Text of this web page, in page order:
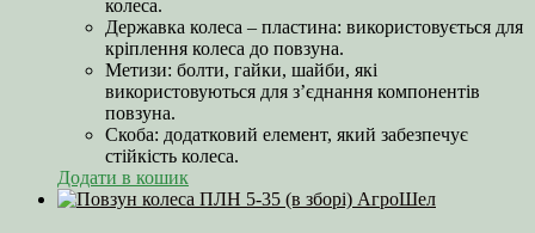
колеса.
Державка колеса – пластина: використовується для
кріплення колеса до повзуна.
Метизи: болти, гайки, шайби, які
використовуються для з’єднання компонентів
повзуна.
Скоба: додатковий елемент, який забезпечує
стійкість колеса.
Додати в кошик